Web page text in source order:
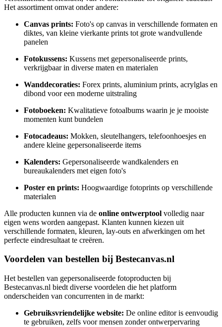
Het assortiment omvat onder andere:
Canvas prints: Foto's op canvas in verschillende formaten en
diktes, van kleine vierkante prints tot grote wandvullende
panelen
Fotokussens: Kussens met gepersonaliseerde prints,
verkrijgbaar in diverse maten en materialen
Wanddecoraties: Forex prints, aluminium prints, acrylglas en
dibond voor een moderne uitstraling
Fotoboeken: Kwalitatieve fotoalbums waarin je je mooiste
momenten kunt bundelen
Fotocadeaus: Mokken, sleutelhangers, telefoonhoesjes en
andere kleine gepersonaliseerde items
Kalenders: Gepersonaliseerde wandkalenders en
bureaukalenders met eigen foto's
Poster en prints: Hoogwaardige fotoprints op verschillende
materialen
Alle producten kunnen via de online ontwerptool volledig naar
eigen wens worden aangepast. Klanten kunnen kiezen uit
verschillende formaten, kleuren, lay-outs en afwerkingen om het
perfecte eindresultaat te creëren.
Voordelen van bestellen bij Bestecanvas.nl
Het bestellen van gepersonaliseerde fotoproducten bij
Bestecanvas.nl biedt diverse voordelen die het platform
onderscheiden van concurrenten in de markt:
Gebruiksvriendelijke website: De online editor is eenvoudig
te gebruiken, zelfs voor mensen zonder ontwerpervaring